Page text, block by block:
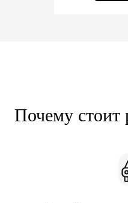
Почему стоит